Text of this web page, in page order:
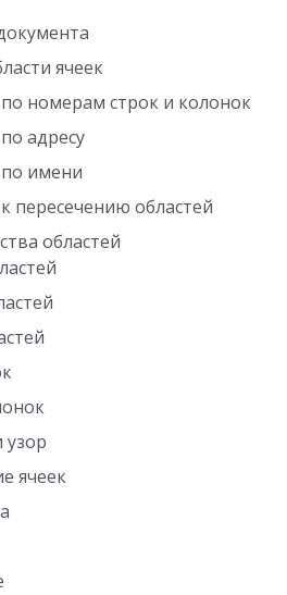
ячеек
номерам строк и колонок
адресу
имени
пересечению областей
областей
ячеек